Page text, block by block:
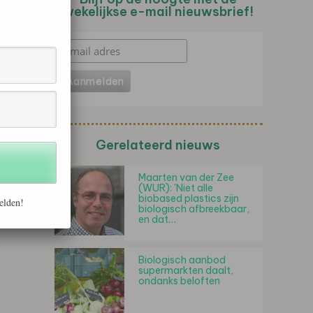
wekelijkse e-mail nieuwsbrief!
Gerelateerd nieuws
Maarten van der Zee
(WUR): 'Niet alle
biobased plastics zijn
biologisch afbreekbaar,
en dat…
Biologisch aanbod
supermarkten daalt,
ondanks beloften